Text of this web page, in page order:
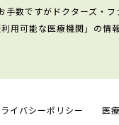
数ですがドクターズ・
用可能な医療機関」の情
イバシーポリシー 医